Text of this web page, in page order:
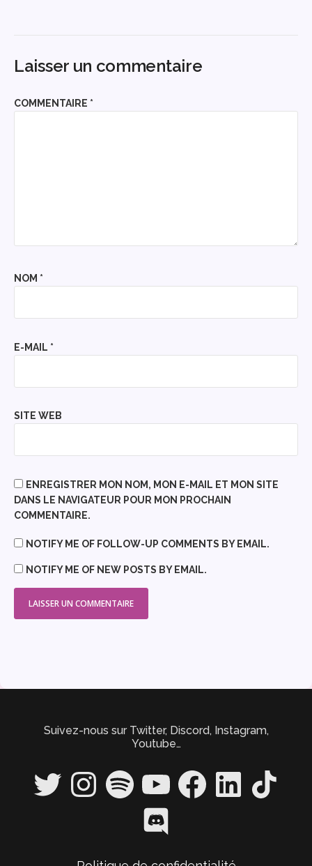
Laisser un commentaire
COMMENTAIRE *
NOM *
E-MAIL *
SITE WEB
ENREGISTRER MON NOM, MON E-MAIL ET MON SITE
DANS LE NAVIGATEUR POUR MON PROCHAIN
COMMENTAIRE.
NOTIFY ME OF FOLLOW-UP COMMENTS BY EMAIL.
NOTIFY ME OF NEW POSTS BY EMAIL.
Suivez-nous sur Twitter, Discord, Instagram,
Youtube…
Twitter InstagramSpotify YouTube FacebookLinkedIn TikTok
Discord